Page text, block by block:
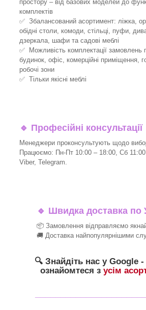
простору – від базових моделей до
комплектів
✅ Збалансований асортимент: ліжка,
обідні столи, комоди, стільці, пуфи,
дзеркала, шафи та садові меблі
✅ Можливість комплектації замовлень
будинок, офіс, комерційні приміщення,
робочі зони
✅ Тільки якісні меблі
🔹 Професійні консультації
Менеджери проконсультують щодо
Працюємо: Пн-Пт 10:00 – 18:00, Сб 11:00
Viber, Telegram.
🔹 Швидка доставка по
📦 Замовлення відправляємо
🚚 Доставка найпопулярнішими
🔍 Знайдіть нас у Google
ознайомтеся з усім